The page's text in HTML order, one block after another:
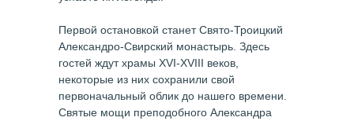
Первой остановкой станет Свято-Троицкий
Александро-Свирский монастырь. Здесь
гостей ждут храмы XVI-XVIII веков,
некоторые из них сохранили свой
первоначальный облик до нашего времени.
Святые мощи преподобного Александра